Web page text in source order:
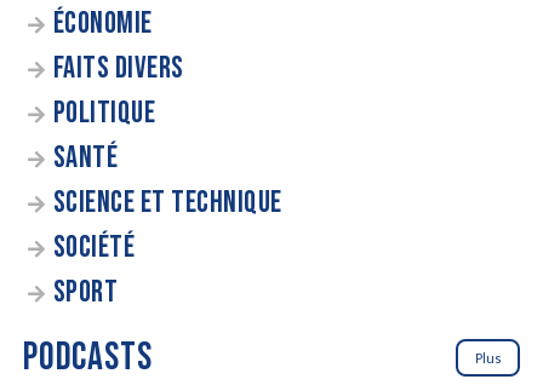
ÉCONOMIE
FAITS DIVERS
POLITIQUE
SANTÉ
SCIENCE ET TECHNIQUE
SOCIÉTÉ
SPORT
PODCASTS Plus